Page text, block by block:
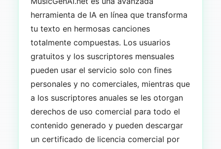
herramienta de IA en línea que transforma
tu texto en hermosas canciones
totalmente compuestas. Los usuarios
gratuitos y los suscriptores mensuales
pueden usar el servicio solo con fines
personales y no comerciales, mientras que
a los suscriptores anuales se les otorgan
derechos de uso comercial para todo el
contenido generado y pueden descargar
un certificado de licencia comercial por